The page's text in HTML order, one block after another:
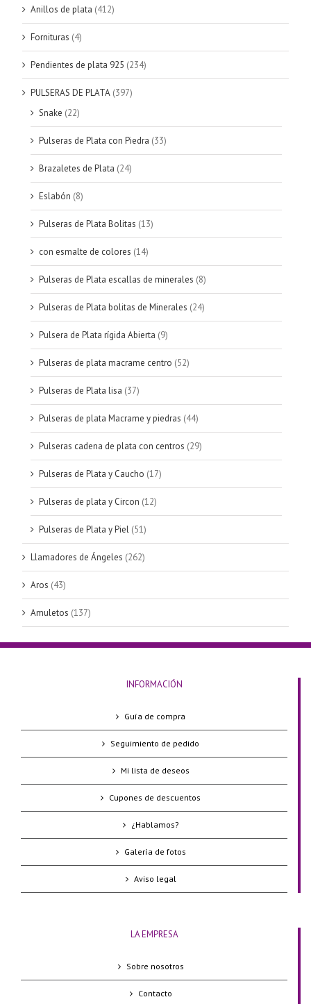
Anillos de plata (412)
Fornituras (4)
Pendientes de plata 925 (234)
PULSERAS DE PLATA (397)
Snake (22)
Pulseras de Plata con Piedra (33)
Brazaletes de Plata (24)
Eslabón (8)
Pulseras de Plata Bolitas (13)
con esmalte de colores (14)
Pulseras de Plata escallas de minerales (8)
Pulseras de Plata bolitas de Minerales (24)
Pulsera de Plata rígida Abierta (9)
Pulseras de plata macrame centro (52)
Pulseras de Plata lisa (37)
Pulseras de plata Macrame y piedras (44)
Pulseras cadena de plata con centros (29)
Pulseras de Plata y Caucho (17)
Pulseras de plata y Circon (12)
Pulseras de Plata y Piel (51)
Llamadores de Ángeles (262)
Aros (43)
Amuletos (137)
INFORMACIÓN
Guía de compra
Seguimiento de pedido
Mi lista de deseos
Cupones de descuentos
¿Hablamos?
Galería de fotos
Aviso legal
LA EMPRESA
Sobre nosotros
Contacto